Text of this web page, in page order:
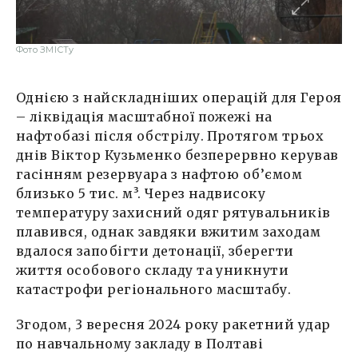
Фото ЗМІСТу
Однією з найскладніших операцій для Героя
– ліквідація масштабної пожежі на
нафтобазі після обстрілу. Протягом трьох
днів Віктор Кузьменко безперервно керував
гасінням резервуара з нафтою об’ємом
близько 5 тис. м³. Через надвисоку
температуру захисний одяг рятувальників
плавився, однак завдяки вжитим заходам
вдалося запобігти детонації, зберегти
життя особового складу та уникнути
катастрофи регіонального масштабу.
Згодом, 3 вересня 2024 року ракетний удар
по навчальному закладу в Полтаві